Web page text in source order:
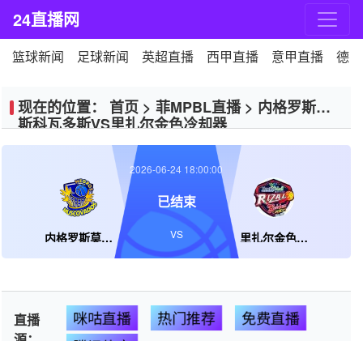
24直播网
篮球新闻 足球新闻 英超直播 西甲直播 意甲直播 德
现在的位置： 首页 > 菲MPBL直播> 内格罗斯莫
斯科瓦多斯VS里扎尔金色冷却器
内格罗斯莫斯科瓦多斯 里扎尔金色冷却器
2026-06-24 18:00:00
已结束
VS
直播
咪咕直播 热门推荐
免费直播